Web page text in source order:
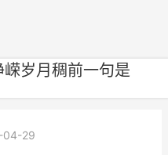
岁月稠前一句是
04-29